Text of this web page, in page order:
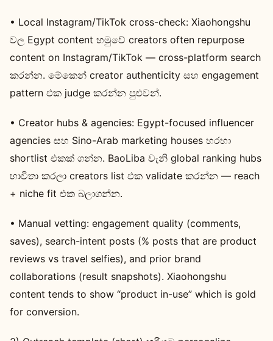
• Local Instagram/TikTok cross-check: Xiaohongshu
වල Egypt content හමුවේ creators often repurpose
content on Instagram/TikTok — cross-platform search
කරන්න. මේකෙන් creator authenticity සහ engagement
pattern එක judge කරන්න පුළුවන්.
• Creator hubs & agencies: Egypt-focused influencer
agencies සහ Sino-Arab marketing houses හරහා
shortlist එකක් ගන්න. BaoLiba වැනි global ranking hubs
භාවිතා කරලා creators list එක validate කරන්න — reach
+ niche fit එක බලාගන්න.
• Manual vetting: engagement quality (comments,
saves), search-intent posts (% posts that are product
reviews vs travel selfies), and prior brand
collaborations (result snapshots). Xiaohongshu
content tends to show “product in-use” which is gold
for conversion.